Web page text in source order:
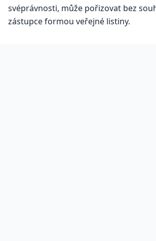
svéprávnosti, může pořizovat bez
zástupce formou veřejné listiny.